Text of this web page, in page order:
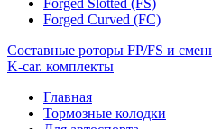
Forged Slotted (FS)
Forged Curved (FC)
Составные роторы FP/FS и
K-car. комплекты
Главная
Тормозные колодки